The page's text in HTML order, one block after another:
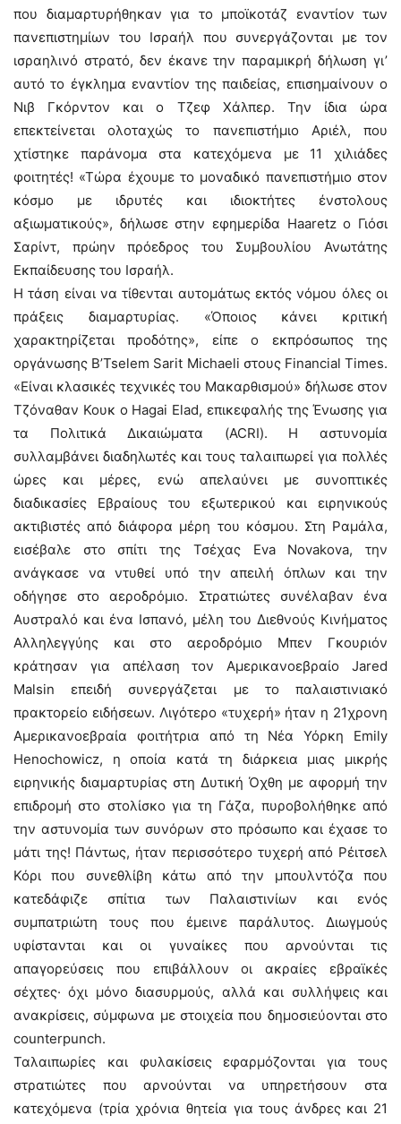
που διαμαρτυρήθηκαν για το μποϊκοτάζ εναντίον των
πανεπιστημίων του Ισραήλ που συνεργάζονται με τον
ισραηλινό στρατό, δεν έκανε την παραμικρή δήλωση γι’
αυτό το έγκλημα εναντίον της παιδείας, επισημαίνουν ο
Νιβ Γκόρντον και ο Τζεφ Χάλπερ. Την ίδια ώρα
επεκτείνεται ολοταχώς το πανεπιστήμιο Αριέλ, που
χτίστηκε παράνομα στα κατεχόμενα με 11 χιλιάδες
φοιτητές! «Τώρα έχουμε το μοναδικό πανεπιστήμιο στον
κόσμο με ιδρυτές και ιδιοκτήτες ένστολους
αξιωματικούς», δήλωσε στην εφημερίδα Haaretz ο Γιόσι
Σαρίντ, πρώην πρόεδρος του Συμβουλίου Ανωτάτης
Εκπαίδευσης του Ισραήλ.
Η τάση είναι να τίθενται αυτομάτως εκτός νόμου όλες οι
πράξεις διαμαρτυρίας. «Όποιος κάνει κριτική
χαρακτηρίζεται προδότης», είπε ο εκπρόσωπος της
οργάνωσης B’Tselem Sarit Michaeli στους Financial Times.
«Είναι κλασικές τεχνικές του Μακαρθισμού» δήλωσε στον
Τζόναθαν Κουκ ο Hagai Elad, επικεφαλής της Ένωσης για
τα Πολιτικά Δικαιώματα (ACRI). Η αστυνομία
συλλαμβάνει διαδηλωτές και τους ταλαιπωρεί για πολλές
ώρες και μέρες, ενώ απελαύνει με συνοπτικές
διαδικασίες Εβραίους του εξωτερικού και ειρηνικούς
ακτιβιστές από διάφορα μέρη του κόσμου. Στη Ραμάλα,
εισέβαλε στο σπίτι της Τσέχας Eva Novakova, την
ανάγκασε να ντυθεί υπό την απειλή όπλων και την
οδήγησε στο αεροδρόμιο. Στρατιώτες συνέλαβαν ένα
Αυστραλό και ένα Ισπανό, μέλη του Διεθνούς Κινήματος
Αλληλεγγύης και στο αεροδρόμιο Μπεν Γκουριόν
κράτησαν για απέλαση τον Αμερικανοεβραίο Jared
Malsin επειδή συνεργάζεται με το παλαιστινιακό
πρακτορείο ειδήσεων. Λιγότερο «τυχερή» ήταν η 21χρονη
Αμερικανοεβραία φοιτήτρια από τη Νέα Υόρκη Emily
Henochowicz, η οποία κατά τη διάρκεια μιας μικρής
ειρηνικής διαμαρτυρίας στη Δυτική Όχθη με αφορμή την
επιδρομή στο στολίσκο για τη Γάζα, πυροβολήθηκε από
την αστυνομία των συνόρων στο πρόσωπο και έχασε το
μάτι της! Πάντως, ήταν περισσότερο τυχερή από Ρέιτσελ
Κόρι που συνεθλίβη κάτω από την μπουλντόζα που
κατεδάφιζε σπίτια των Παλαιστινίων και ενός
συμπατριώτη τους που έμεινε παράλυτος. Διωγμούς
υφίστανται και οι γυναίκες που αρνούνται τις
απαγορεύσεις που επιβάλλουν οι ακραίες εβραϊκές
σέχτες· όχι μόνο διασυρμούς, αλλά και συλλήψεις και
ανακρίσεις, σύμφωνα με στοιχεία που δημοσιεύονται στο
counterpunch.
Ταλαιπωρίες και φυλακίσεις εφαρμόζονται για τους
στρατιώτες που αρνούνται να υπηρετήσουν στα
κατεχόμενα (τρία χρόνια θητεία για τους άνδρες και 21